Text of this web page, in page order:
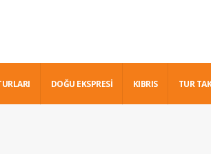
DOĞU EKSPRESİ KIBRIS TUR